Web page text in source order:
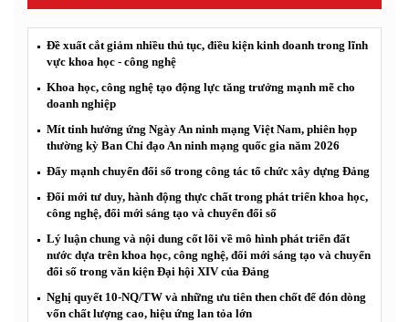
Đề xuất cắt giảm nhiều thủ tục, điều kiện kinh doanh trong lĩnh
vực khoa học - công nghệ
Khoa học, công nghệ tạo động lực tăng trưởng mạnh mẽ cho
doanh nghiệp
Mít tinh hưởng ứng Ngày An ninh mạng Việt Nam, phiên họp
thường kỳ Ban Chỉ đạo An ninh mạng quốc gia năm 2026
Đẩy mạnh chuyển đổi số trong công tác tổ chức xây dựng Đảng
Đổi mới tư duy, hành động thực chất trong phát triển khoa học,
công nghệ, đổi mới sáng tạo và chuyển đổi số
Lý luận chung và nội dung cốt lõi về mô hình phát triển đất
nước dựa trên khoa học, công nghệ, đổi mới sáng tạo và chuyển
đổi số trong văn kiện Đại hội XIV của Đảng
Nghị quyết 10-NQ/TW và những ưu tiên then chốt để đón dòng
vốn chất lượng cao, hiệu ứng lan tỏa lớn